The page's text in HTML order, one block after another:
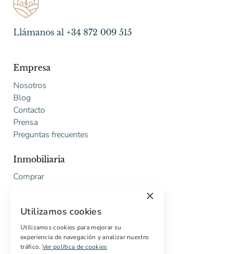
Llámanos al +34 872 009 515
Empresa
Nosotros
Blog
Contacto
Prensa
Preguntas frecuentes
Inmobiliaria
Comprar
Presupuesto gratuito de rehabilitación
Servicios
Marketing digital
×
Utilizamos cookies
Utilizamos cookies para mejorar su
experiencia de navegación y analizar nuestro
tráfico. Ver política de cookies